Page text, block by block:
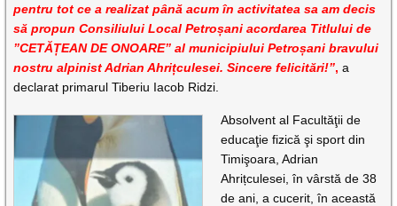
pentru tot ce a realizat până acum în activitatea sa am decis
să propun Consiliului Local Petroșani acordarea Titlului de
”CETĂȚEAN DE ONOARE” al municipiului Petroșani bravului
nostru alpinist Adrian Ahrițculesei. Sincere felicitări!”, a
declarat primarul Tiberiu Iacob Ridzi.
Absolvent al Facultăţii de
educaţie fizică şi sport din
Timişoara, Adrian
Ahrițculesei, în vârstă de 38
de ani, a cucerit, în această